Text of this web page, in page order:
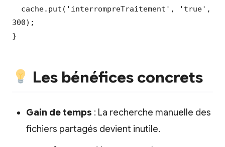
300);
}
Les bénéfices concrets
Gain de temps : La recherche manuelle des
fichiers partagés devient inutile.